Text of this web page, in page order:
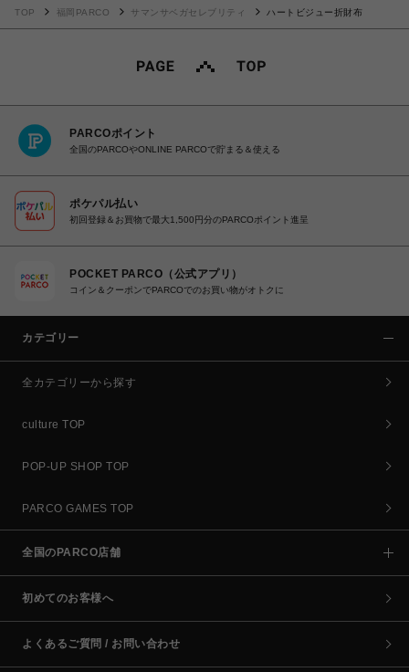
TOP 福岡PARCO サマンサベガセレブリティ ハートビジュー折財布
PARCOポイント
全国のPARCOやONLINE PARCOで貯まる＆使える
ポケパル払い
初回登録＆お買物で最大1,500円分のPARCOポイント進呈
POCKET PARCO（公式アプリ）
コイン＆クーポンでPARCOでのお買い物がオトクに
カテゴリー
全カテゴリーから探す
culture TOP
POP-UP SHOP TOP
PARCO GAMES TOP
全国のPARCO店舗
初めてのお客様へ
よくあるご質問 / お問い合わせ